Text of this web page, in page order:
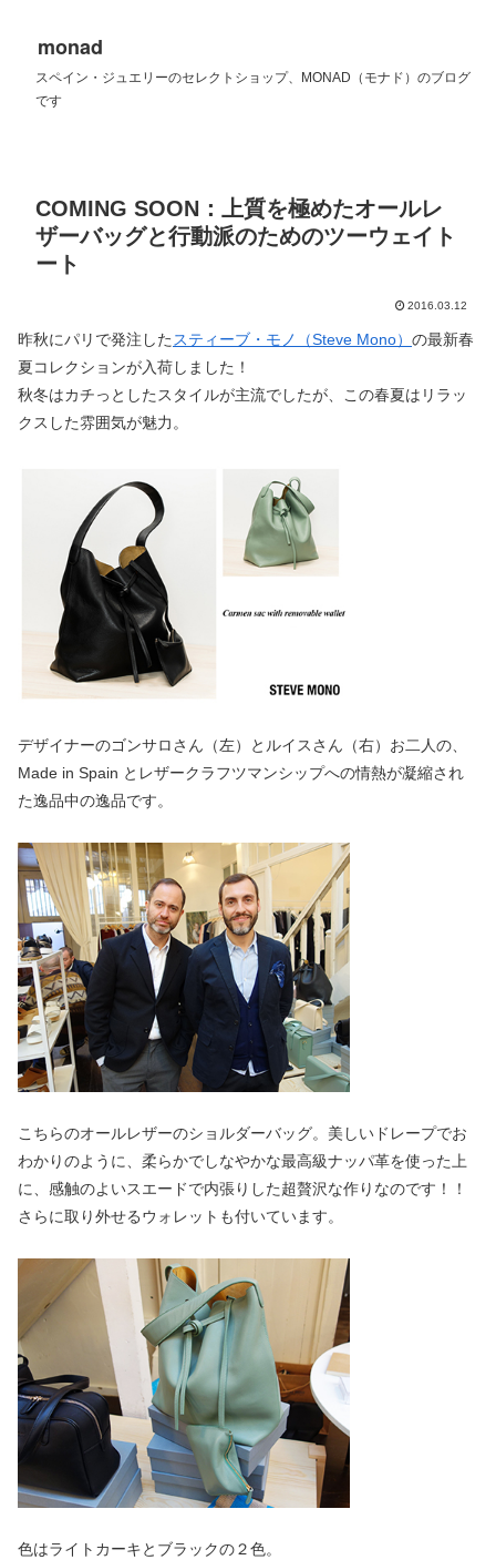
monad
スペイン・ジュエリーのセレクトショップ、MONAD（モナド）のブログ
です
COMING SOON：上質を極めたオールレ
ザーバッグと行動派のためのツーウェイト
ート
2016.03.12
昨秋にパリで発注した スティーブ・モノ（Steve Mono） の最新春
夏コレクションが入荷しました！
秋冬はカチっとしたスタイルが主流でしたが、この春夏はリラッ
クスした雰囲気が魅力。
デザイナーのゴンサロさん（左）とルイスさん（右）お二人の、
Made in Spain とレザークラフツマンシップへの情熱が凝縮され
た逸品中の逸品です。
こちらのオールレザーのショルダーバッグ。美しいドレープでお
わかりのように、柔らかでしなやかな最高級ナッパ革を使った上
に、感触のよいスエードで内張りした超贅沢な作りなのです！！
さらに取り外せるウォレットも付いています。
色はライトカーキとブラックの２色。